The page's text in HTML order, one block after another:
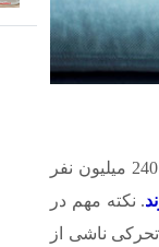
آرتروز (استئوآرتریت)، شایع ترین نوع التهاب مفاصل و یک بیماری مزمن و جدی می باشد. حداقل 240 میلیون نفر
. نکته مهم در
ناشی از